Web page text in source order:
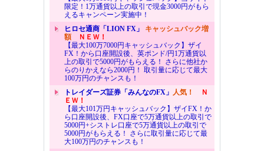
限定！1万通貨以上の取引で現金3000円がもら
えるキャンペーン実施中！
ヒロセ通商「LION FX」 キャッシュバック増
額ＮＥＷ！
【最大100万7000円キャッシュバック】ザイ
FX！から口座開設後、英ポンド/円1万通貨以
上の取引で5000円がもらえる！ さらに他社か
らのりかえなら2000円！ 取引量に応じて最大
100万円のチャンスも！
トレイダーズ証券「みんなのFX」 人気！
Ｎ
ＥＷ！
【最大101万円キャッシュバック】ザイFX！か
ら口座開設後、FX口座で5万通貨以上の取引で
5000円+シストレ口座で5万通貨以上の取引で
5000円がもらえる！ さらに取引量に応じて最
大100万円のチャンスも！